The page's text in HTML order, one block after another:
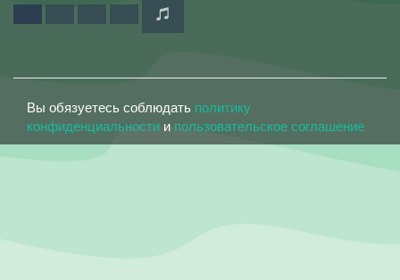
Вы обязуетесь соблюдать политику
конфиденциальности и пользовательское соглашение